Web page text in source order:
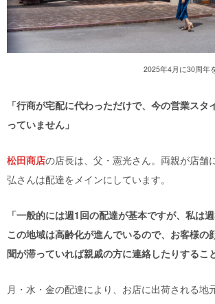
2025年4月に30周年
「行商が宅配に代わっただけで、今の営業スタ
っていません」
松田商店の店長は、父・憲光さん。両親が店舗
弘さんは配達をメインにしています。
「一般的には週1回の配達が基本ですが、私は
この地域は高齢化が進んでいるので、お客様の
聞が滞っていれば親戚の方に連絡したりするこ
月・水・金の配達により、お店に出荷される地